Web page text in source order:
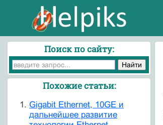
Поиск по сайту:
Похожие статьи:
Gigabit Ethernet, 10GE и
дальнейшее развитие